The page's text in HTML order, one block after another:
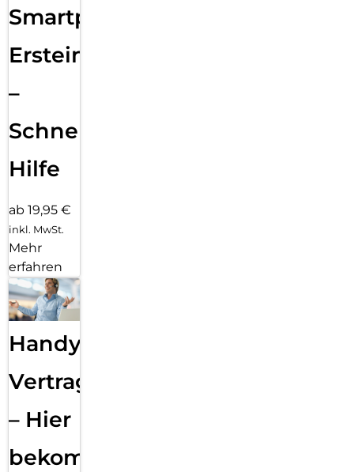
Smartphone
Ersteinrichtung
–
Schnelle
Hilfe
ab 19,95 €
inkl. MwSt.
Mehr
erfahren
Handy
Vertragsabwicklung
– Hier
bekommst